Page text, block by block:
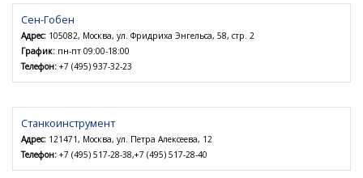
Сен-Гобен
Адрес: 105082, Москва, ул. Фридриха Энгельса, 58, стр. 2
График: пн-пт 09:00-18:00
Телефон: +7 (495) 937-32-23
Станкоинструмент
Адрес: 121471, Москва, ул. Петра Алексеева, 12
Телефон: +7 (495) 517-28-38,+7 (495) 517-28-40